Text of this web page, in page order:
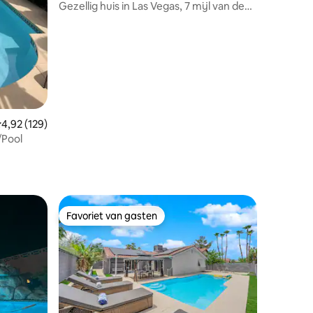
beoordeling van 4,92 op 5, 129 recensies
4,92 (129)
Gezellig huis in Las Vegas, 7 mijl van de
Favoriet van gasten
Favoriet van gasten